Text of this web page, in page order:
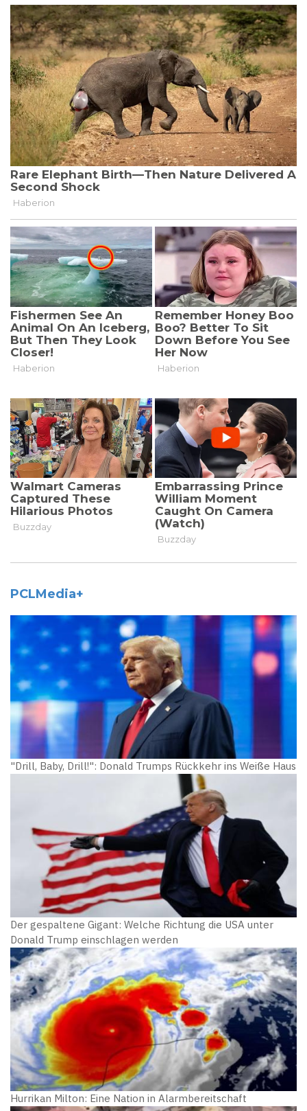
PCLMedia+
"Drill, Baby, Drill!": Donald Trumps Rückkehr ins Weiße Haus
Der gespaltene Gigant: Welche Richtung die USA unter
Donald Trump einschlagen werden
Hurrikan Milton: Eine Nation in Alarmbereitschaft